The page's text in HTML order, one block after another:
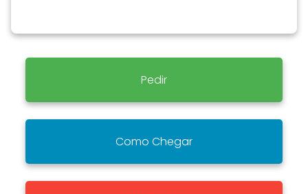
Pedir
Como Chegar